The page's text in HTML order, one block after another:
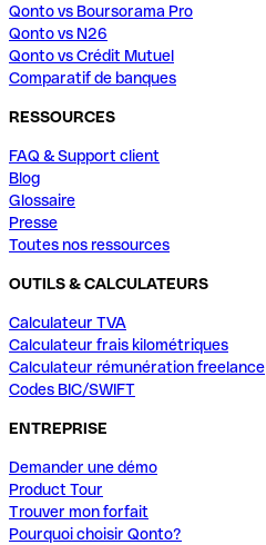
Qonto vs Boursorama Pro
Qonto vs N26
Qonto vs Crédit Mutuel
Comparatif de banques
RESSOURCES
FAQ & Support client
Blog
Glossaire
Presse
Toutes nos ressources
OUTILS & CALCULATEURS
Calculateur TVA
Calculateur frais kilométriques
Calculateur rémunération freelance
Codes BIC/SWIFT
ENTREPRISE
Demander une démo
Product Tour
Trouver mon forfait
Pourquoi choisir Qonto?